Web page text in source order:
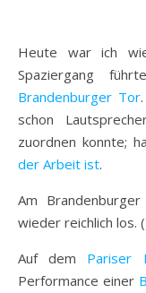
Heute war ich wieder seit 10 Uhr unterwegs. Mein
Spaziergang
Brandenburger Tor
schon
zuordnen konnte;
der Arbeit ist.
Am
wieder reichlich los.
Auf dem Pariser
Performance einer